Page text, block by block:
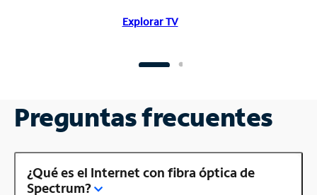
Explorar TV
Preguntas frecuentes
¿Qué es el Internet con fibra óptica de
Spectrum?